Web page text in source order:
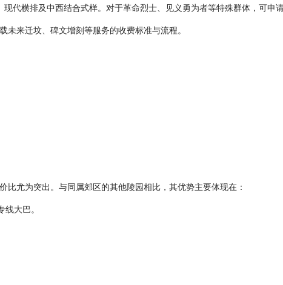
代横排及中西结合式样。对于革命烈士、见义勇为者等特殊群体，可申请
来迁坟、碑文增刻等服务的收费标准与流程。
尤为突出。与同属郊区的其他陵园相比，其优势主要体现在：
大巴。